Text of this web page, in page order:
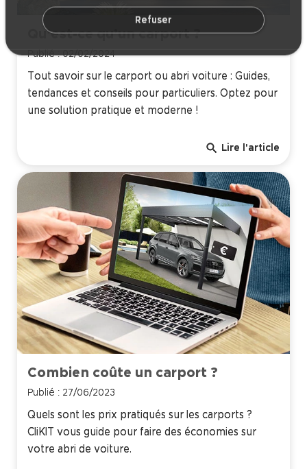
Refuser
Qu’est-ce qu’un carport ?
Publié : 02/02/2024
Tout savoir sur le carport ou abri voiture : Guides,
tendances et conseils pour particuliers. Optez pour
une solution pratique et moderne !
search Lire l'article
Combien coûte un carport ?
Publié : 27/06/2023
Quels sont les prix pratiqués sur les carports ?
CliKIT vous guide pour faire des économies sur
votre abri de voiture.